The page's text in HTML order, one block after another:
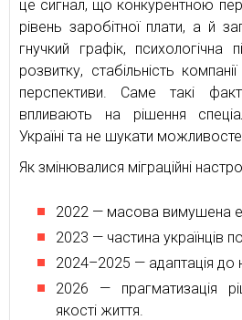
це сигнал, що конкурентною
рівень заробітної плати, а й
гнучкий графік, психологічна
розвитку, стабільність
перспективи. Саме такі
впливають на рішення
Україні та не шукати
Як змінювалися міграційні
2022 — масова вимушена
2023 — частина українців
2024–2025 — адаптація до
2026 — прагматизація
якості життя.